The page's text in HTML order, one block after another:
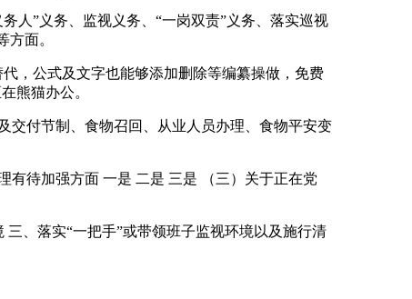
”义务、监视义务、“一岗双责”义务、落实巡视
面。
，公式及文字也能够添加删除等编纂操做，免费
熊猫办公。
付节制、食物召回、从业人员办理、食物平安变
待加强方面 一是 二是 三是 （三）关于正在党
、落实“一把手”或带领班子监视环境以及施行清